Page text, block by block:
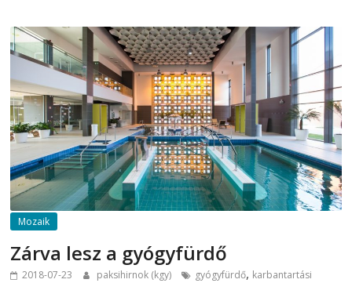
Mozaik
Zárva lesz a gyógyfürdő
2018-07-23 paksihirnok (kgy) gyógyfürdő, karbantartási